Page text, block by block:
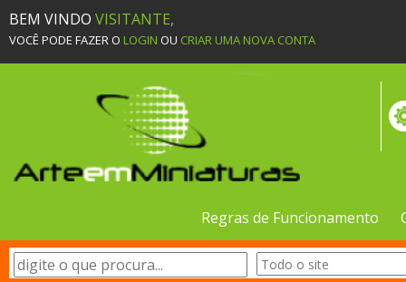
BEM VINDO VISITANTE,
VOCÊ PODE FAZER O LOGIN OU CRIAR UMA NOVA CONTA
Regras de Funcionamento